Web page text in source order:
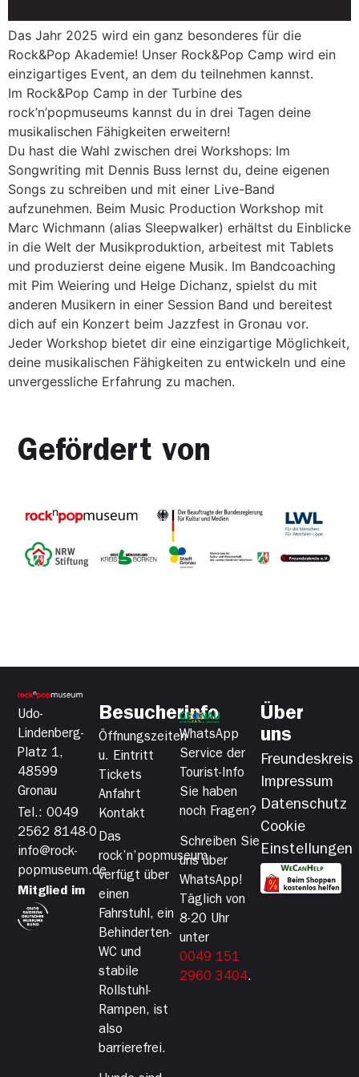
Das Jahr 2025 wird ein ganz besonderes für die
Rock&Pop Akademie! Unser Rock&Pop Camp wird ein
einzigartiges Event, an dem du teilnehmen kannst.
Im Rock&Pop Camp in der Turbine des
rock’n’popmuseums kannst du in drei Tagen deine
musikalischen Fähigkeiten erweitern!
Du hast die Wahl zwischen drei Workshops: Im
Songwriting mit Dennis Buss lernst du, deine eigenen
Songs zu schreiben und mit einer Live-Band
aufzunehmen. Beim Music Production Workshop mit
Marc Wichmann (alias Sleepwalker) erhältst du Einblicke
in die Welt der Musikproduktion, arbeitest mit Tablets
und produzierst deine eigene Musik. Im Bandcoaching
mit Pim Weiering und Helge Dichanz, spielst du mit
anderen Musikern in einer Session Band und bereitest
dich auf ein Konzert beim Jazzfest in Gronau vor.
Jeder Workshop bietet dir eine einzigartige Möglichkeit,
deine musikalischen Fähigkeiten zu entwickeln und eine
unvergessliche Erfahrung zu machen.
Gefördert von
Udo-
Lindenberg-
Platz 1,
48599
Gronau
Tel.: 0049
2562 8148-0
info@rock-
popmuseum.de
Mitglied im
Besucherinfo
Öffnungszeiten
u. Eintritt
Tickets
Anfahrt
Kontakt
Das
rock’n’popmuseum
verfügt über
einen
Fahrstuhl, ein
Behinderten-
WC und
stabile
Rollstuhl-
Rampen, ist
also
barrierefrei.
WhatsApp
Service der
Tourist-Info
Sie haben
noch Fragen?
Schreiben Sie
uns über
WhatsApp!
Täglich von
8-20 Uhr
unter
0049 151
2960 3404.
Über
uns
Freundeskreis
Impressum
Datenschutz
Cookie
Einstellungen